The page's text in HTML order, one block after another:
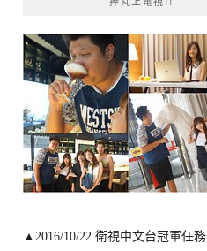
▲2016/10/22 衛視中文台冠軍任務